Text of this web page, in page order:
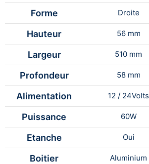
Forme Droite
Hauteur 56 mm
Largeur 510 mm
Profondeur 58 mm
Alimentation 12 / 24Volts
Puissance 60W
Etanche Oui
Boitier Aluminium